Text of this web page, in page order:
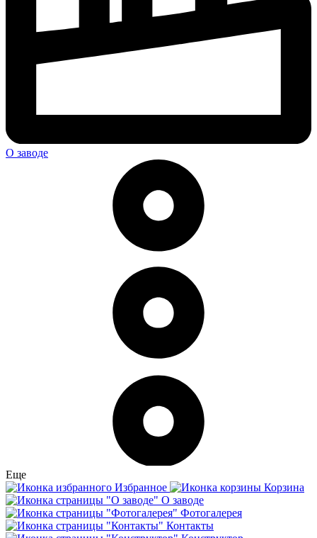
О заводе
Еще
Избранное
Корзина
О заводе
Фотогалерея
Контакты